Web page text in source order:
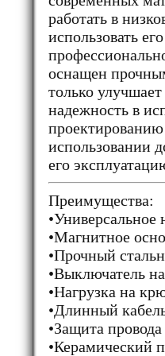
работать в
использовать
оснащен
только
надежность в
использовании
его
Преимущества:
•Магнитное
•Прочный
•Выключатель
•Нагрузка на
•Длинный
•Защита
•Керамический